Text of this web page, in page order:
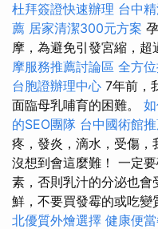
杜拜簽證快速辦理 台中
薦 居家清潔300元方案
摩，為避免引發宮縮，超
摩服務推薦討論區 全方
台胞證辦理中心 7年前，
面臨母乳哺育的困難。
的SEO團隊 台中國術館
疼，發炎，滴水，受傷
沒想到會這麼難！ 一定
素，否則乳汁的分泌也
鮮，不要買發霉的或吃變
北優質外燴選擇 健康便